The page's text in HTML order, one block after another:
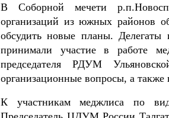
В Соборной мечети
организаций из южных районов
обсудить новые планы. Делегаты
принимали участие в работе
председателя РДУМ
организационные вопросы, а
К участникам меджлиса по